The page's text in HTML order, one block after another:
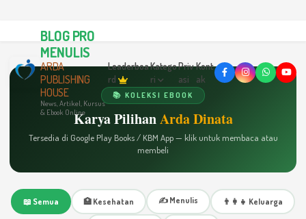
BLOG PRO
MENULIS
ARDA
PUBLISHING
HOUSE
News, Artikel, Kursus
& Ebook Online
Leaderboa
rd
Katego
ri
Priv
asi
Kont
ak
📚 KOLEKSI EBOOK
Karya PilihanArda Dinata
Tersedia di Google Play Books / KBM App — klik untuk membaca atau
membeli
📖 Semua 🏥 Kesehatan ✍️ Menulis 👨‍👩‍👧 Keluarga